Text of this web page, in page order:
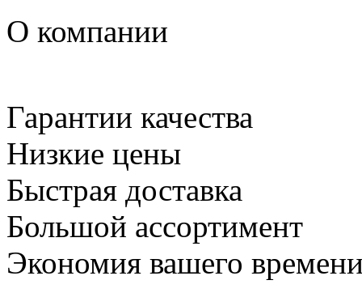
О компании
Гарантии качества
Низкие цены
Быстрая доставка
Большой ассортимент
Экономия вашего